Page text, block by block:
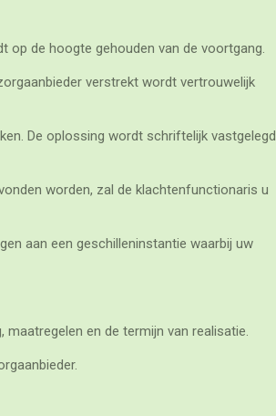
op de hoogte gehouden van de voortgang.
verstrekt wordt vertrouwelijk
De oplossing wordt schriftelijk vastgelegd
worden, zal de klachtenfunctionaris u
aan een geschilleninstantie waarbij uw
en de termijn van realisatie.